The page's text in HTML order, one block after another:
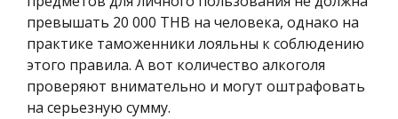
превышать 20 000 THB на человека, однако на
практике таможенники лояльны к соблюдению
этого правила. А вот количество алкоголя
проверяют внимательно и могут оштрафовать
на серьезную сумму.